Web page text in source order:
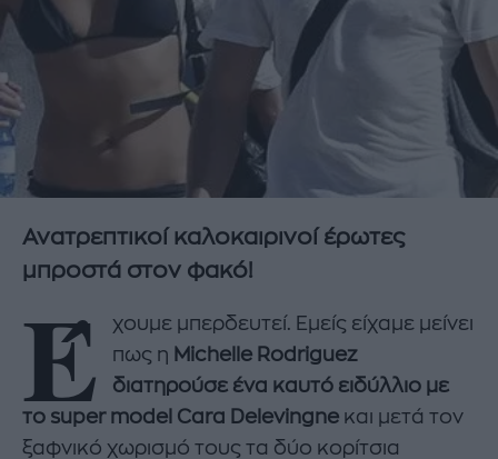
Ανατρεπτικοί καλοκαιρινοί έρωτες
μπροστά στον φακό!
Έ
χουμε μπερδευτεί. Εμείς είχαμε μείνει
πως η Michelle Rodriguez
διατηρούσε ένα καυτό ειδύλλιο με
το super model Cara Delevingne και μετά τον
ξαφνικό χωρισμό τους τα δύο κορίτσια